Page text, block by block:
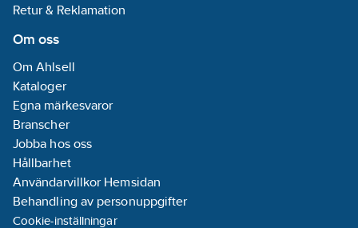
Materialklass PHL100
Retur & Reklamation
Om oss
Om Ahlsell
Kataloger
Egna märkesvaror
Branscher
Jobba hos oss
Hållbarhet
Användarvillkor Hemsidan
Behandling av personuppgifter
Cookie-inställningar